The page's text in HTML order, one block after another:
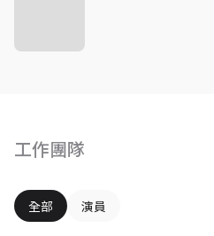
工作團隊
全部 演員